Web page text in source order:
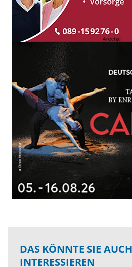
DAS KÖNNTE SIE AUCH
INTERESSIEREN